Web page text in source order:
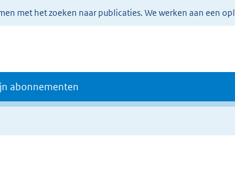
met het zoeken naar publicaties. We werken aan een
abonnementen